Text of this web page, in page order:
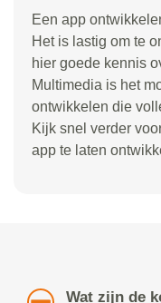
Een app
Het is lastig om te
hier goede kennis
Multimedia is het
ontwikkelen die
Kijk snel verder
app te laten
Wat zijn de